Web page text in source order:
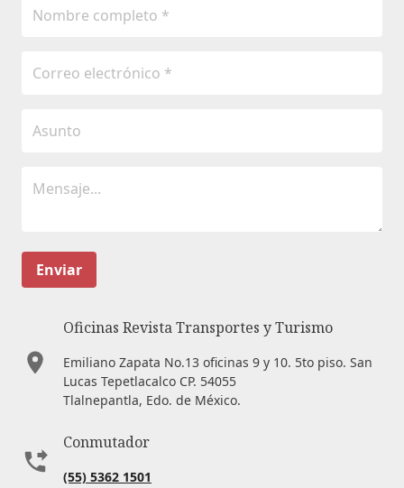
Enviar
Oficinas Revista Transportes y Turismo
Emiliano Zapata No.13 oficinas 9 y 10. 5to piso. San
Lucas Tepetlacalco CP. 54055
Tlalnepantla, Edo. de México.
Conmutador
(55) 5362 1501